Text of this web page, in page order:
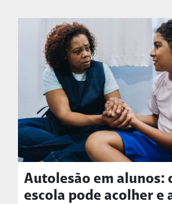
Autolesão em alunos:
escola pode acolher e